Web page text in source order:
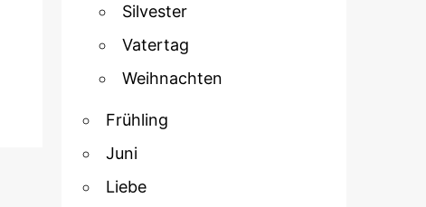
Silvester
Vatertag
Weihnachten
Frühling
Juni
Liebe